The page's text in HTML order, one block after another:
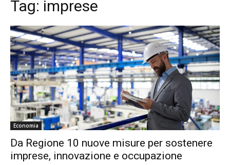
Tag: imprese
Economia
Da Regione 10 nuove misure per sostenere
imprese, innovazione e occupazione